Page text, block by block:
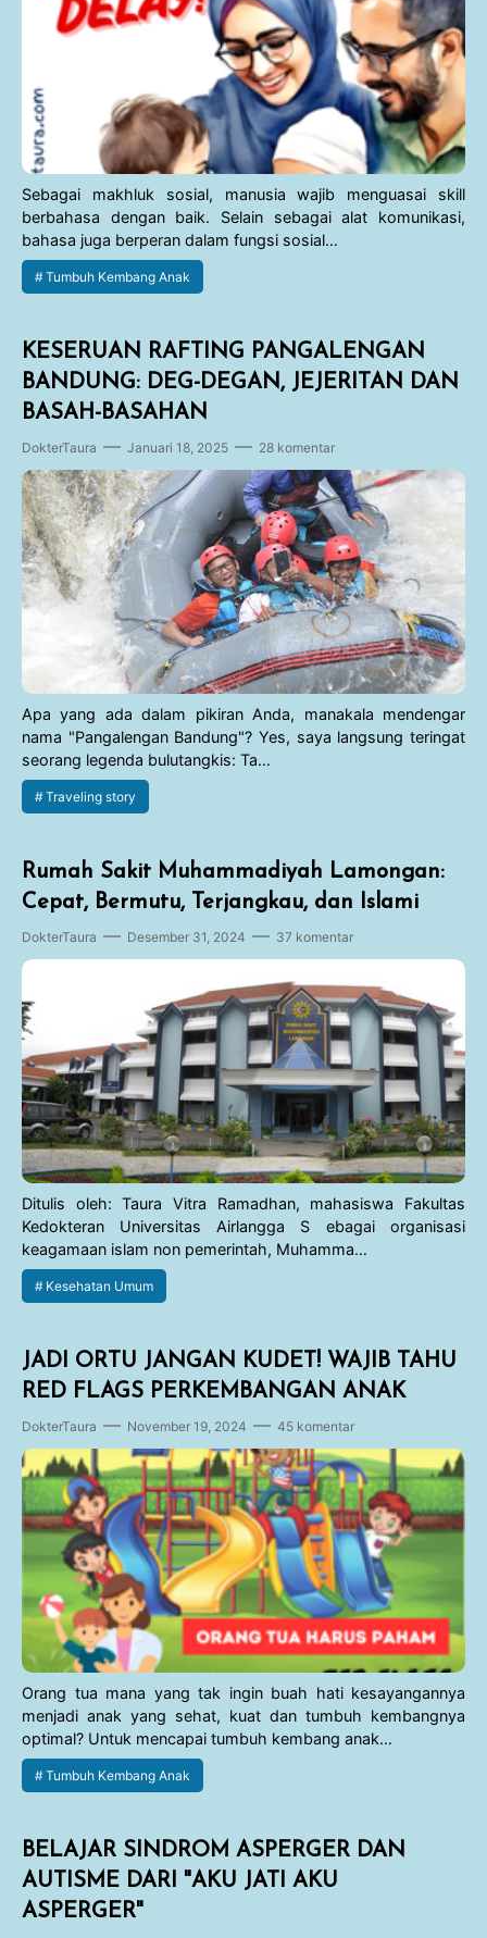
Sebagai makhluk sosial, manusia wajib menguasai skill
berbahasa dengan baik. Selain sebagai alat komunikasi,
bahasa juga berperan dalam fungsi sosial…
Tumbuh Kembang Anak
KESERUAN RAFTING PANGALENGAN
BANDUNG: DEG-DEGAN, JEJERITAN DAN
BASAH-BASAHAN
DokterTaura Januari 18, 2025 28 komentar
Apa yang ada dalam pikiran Anda, manakala mendengar
nama "Pangalengan Bandung"? Yes, saya langsung teringat
seorang legenda bulutangkis: Ta…
Traveling story
Rumah Sakit Muhammadiyah Lamongan:
Cepat, Bermutu, Terjangkau, dan Islami
DokterTaura Desember 31, 2024 37 komentar
Ditulis oleh: Taura Vitra Ramadhan, mahasiswa Fakultas
Kedokteran Universitas Airlangga S ebagai organisasi
keagamaan islam non pemerintah, Muhamma…
Kesehatan Umum
JADI ORTU JANGAN KUDET! WAJIB TAHU
RED FLAGS PERKEMBANGAN ANAK
DokterTaura November 19, 2024 45 komentar
Orang tua mana yang tak ingin buah hati kesayangannya
menjadi anak yang sehat, kuat dan tumbuh kembangnya
optimal? Untuk mencapai tumbuh kembang anak…
Tumbuh Kembang Anak
BELAJAR SINDROM ASPERGER DAN
AUTISME DARI "AKU JATI AKU
ASPERGER"